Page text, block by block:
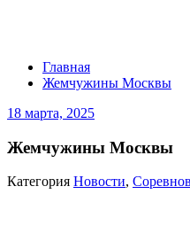
Главная
Жемчужины Москвы
18 марта, 2025
Жемчужины Москвы
Категория Новости,